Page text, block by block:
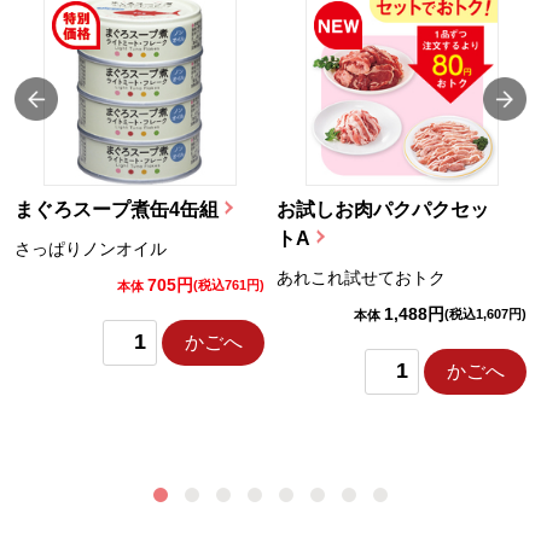
まぐろスープ煮缶4缶組
さっぱりノンオイル
本体 705円(税込761円)
かごへ
お試しお肉パクパクセッ
トA
あれこれ試せておトク
本体 1,488円(税込1,607円)
かごへ